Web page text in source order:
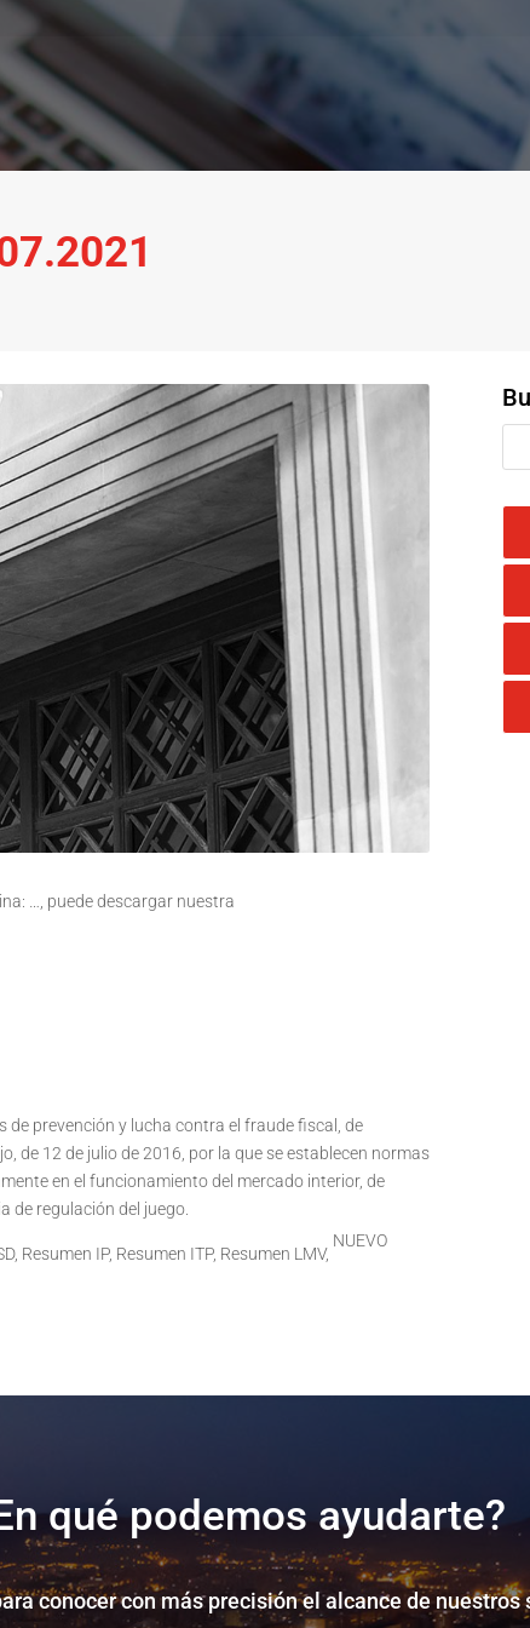
…, puede descargar nuestra
de prevención y lucha contra el fraude fiscal, de
de 12 de julio de 2016, por la que se establecen normas
en el funcionamiento del mercado interior, de
de regulación del juego.
Resumen IP, Resumen ITP, Resumen LMV,
NUEVO
qué podemos ayudarte?
conocer con más precisión el alcance de nuestros